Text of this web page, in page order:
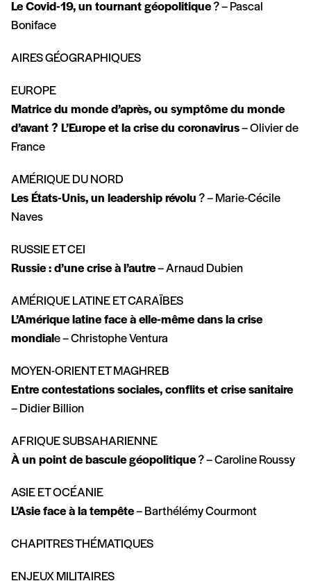
Le Covid-19, un tournant géopolitique? – Pascal
Boniface
AIRES GÉOGRAPHIQUES
EUROPE
Matrice du monde d’après, ou symptôme du monde
d’avant ? L’Europe et la crise du coronavirus– Olivier de
France
AMÉRIQUE DU NORD
Les États-Unis, un leadership révolu ? – Marie-Cécile
Naves
RUSSIE ET CEI
Russie : d’une crise à l’autre– Arnaud Dubien
AMÉRIQUE LATINE ET CARAÏBES
L’Amérique latine face à elle-même dans la crise
mondiale – Christophe Ventura
MOYEN-ORIENT ET MAGHREB
Entre contestations sociales, conflits et crise sanitaire
– Didier Billion
AFRIQUE SUBSAHARIENNE
À un point de bascule géopolitique? – Caroline Roussy
ASIE ET OCÉANIE
L’Asie face à la tempête– Barthélémy Courmont
CHAPITRES THÉMATIQUES
ENJEUX MILITAIRES